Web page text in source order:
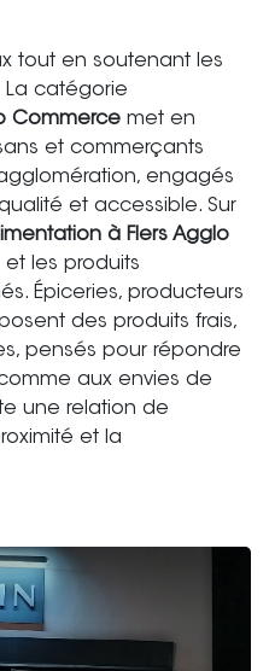
tout en soutenant les
La catégorie
Commerce met en
et commerçants
engagés
et accessible. Sur
à Flers Agglo
et les produits
Épiceries, producteurs
des produits frais,
pensés pour répondre
aux envies de
une relation de
et la